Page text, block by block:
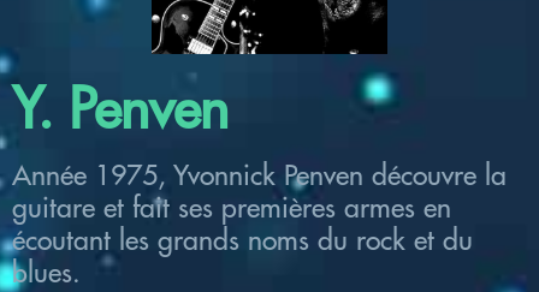
Y. Penven
Année 1975, Yvonnick Penven découvre la
guitare et fait ses premières armes en
écoutant les grands noms du rock et du
blues.